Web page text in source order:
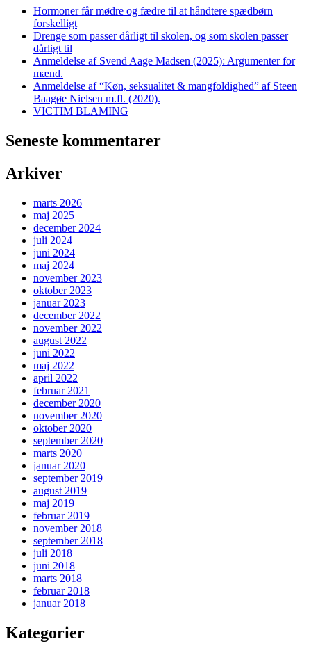
helt
sporet
Hormoner får mødre og fædre til at håndtere spædbørn
forskelligt
Drenge som passer dårligt til skolen, og som skolen passer
dårligt til
Anmeldelse af Svend Aage Madsen (2025): Argumenter for
mænd.
Anmeldelse af “Køn, seksualitet & mangfoldighed” af Steen
Baagøe Nielsen m.fl. (2020).
VICTIM BLAMING
Seneste kommentarer
Arkiver
marts 2026
maj 2025
december 2024
juli 2024
juni 2024
maj 2024
november 2023
oktober 2023
januar 2023
december 2022
november 2022
august 2022
juni 2022
maj 2022
april 2022
februar 2021
december 2020
november 2020
oktober 2020
september 2020
marts 2020
januar 2020
september 2019
august 2019
maj 2019
februar 2019
november 2018
september 2018
juli 2018
juni 2018
marts 2018
februar 2018
januar 2018
Kategorier